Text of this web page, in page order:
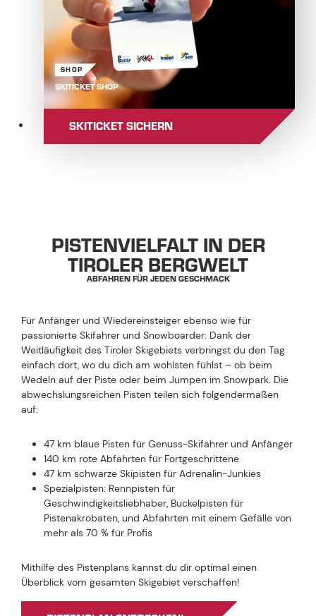
SHOP
SKITICKET SHOP
SKITICKET SICHERN
PISTENVIELFALT IN DER
TIROLER BERGWELT
ABFAHREN FÜR JEDEN GESCHMACK
Für Anfänger und Wiedereinsteiger ebenso wie für
passionierte Skifahrer und Snowboarder: Dank der
Weitläufigkeit des Tiroler Skigebiets verbringst du den Tag
einfach dort, wo du dich am wohlsten fühlst – ob beim
Wedeln auf der Piste oder beim Jumpen im Snowpark. Die
abwechslungsreichen Pisten teilen sich folgendermaßen
auf:
47 km blaue Pisten für Genuss-Skifahrer und Anfänger
140 km rote Abfahrten für Fortgeschrittene
47 km schwarze Skipisten für Adrenalin-Junkies
Spezialpisten: Rennpisten für
Geschwindigkeitsliebhaber, Buckelpisten für
Pistenakrobaten, und Abfahrten mit einem Gefälle von
mehr als 70 % für Profis
Mithilfe des Pistenplans kannst du dir optimal einen
Überblick vom gesamten Skigebiet verschaffen!